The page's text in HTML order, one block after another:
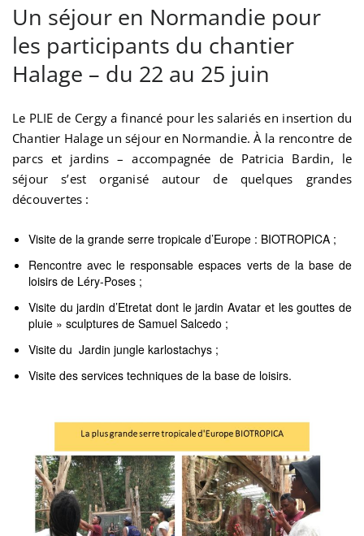
Un séjour en Normandie pour
les participants du chantier
Halage – du 22 au 25 juin
Le PLIE de Cergy a financé pour les salariés en insertion du
Chantier Halage un séjour en Normandie. À la rencontre de
parcs et jardins – accompagnée de Patricia Bardin, le
séjour s’est organisé autour de quelques grandes
découvertes :
Visite de la grande serre tropicale d’Europe : BIOTROPICA ;
Rencontre avec le responsable espaces verts de la base de
loisirs de Léry-Poses ;
Visite du jardin d’Etretat dont le jardin Avatar et les gouttes de
pluie » sculptures de Samuel Salcedo ;
Visite du Jardin jungle karlostachys ;
Visite des services techniques de la base de loisirs.